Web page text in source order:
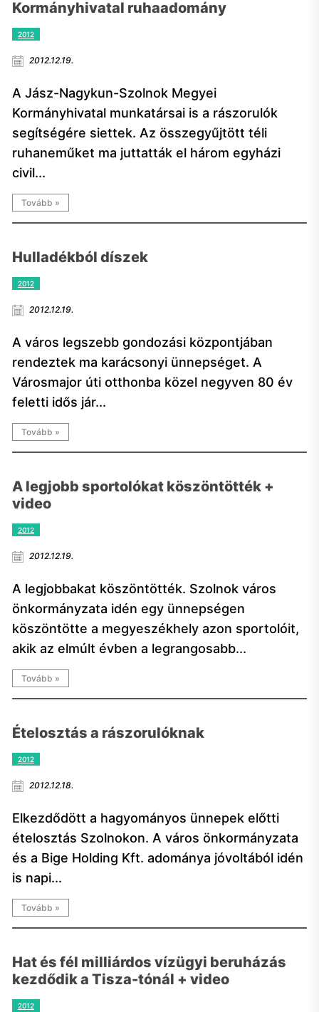
Kormányhivatal ruhaadomány
2012
2012.12.19.
A Jász-Nagykun-Szolnok Megyei
Kormányhivatal munkatársai is a rászorulók
segítségére siettek. Az összegyűjtött téli
ruhaneműket ma juttatták el három egyházi
civil...
Tovább »
Hulladékból díszek
2012
2012.12.19.
A város legszebb gondozási központjában
rendeztek ma karácsonyi ünnepséget. A
Városmajor úti otthonba közel negyven 80 év
feletti idős jár...
Tovább »
A legjobb sportolókat köszöntötték +
video
2012
2012.12.19.
A legjobbakat köszöntötték. Szolnok város
önkormányzata idén egy ünnepségen
köszöntötte a megyeszékhely azon sportolóit,
akik az elmúlt évben a legrangosabb...
Tovább »
Ételosztás a rászorulóknak
2012
2012.12.18.
Elkezdődött a hagyományos ünnepek előtti
ételosztás Szolnokon. A város önkormányzata
és a Bige Holding Kft. adománya jóvoltából idén
is napi...
Tovább »
Hat és fél milliárdos vízügyi beruházás
kezdődik a Tisza-tónál + video
2012